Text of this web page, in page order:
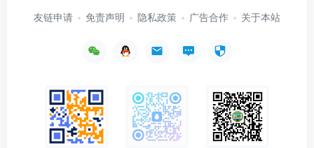
友链申请 免责声明 隐私政策 广告合作 关于本站